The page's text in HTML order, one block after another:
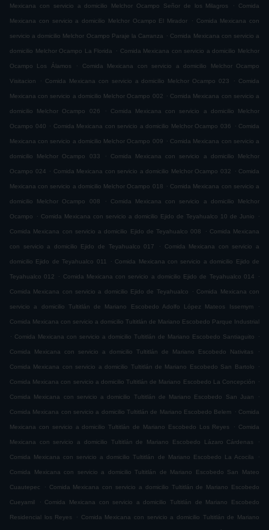
Mexicana con servicio a domicilio Melchor Ocampo Señor de los Milagros . Comida
Mexicana con servicio a domicilio Melchor Ocampo El Mirador . Comida Mexicana con
servicio a domicilio Melchor Ocampo Paraje la Carranza . Comida Mexicana con servicio a
domicilio Melchor Ocampo La Florida . Comida Mexicana con servicio a domicilio Melchor
Ocampo Los Álamos . Comida Mexicana con servicio a domicilio Melchor Ocampo
Visitacion . Comida Mexicana con servicio a domicilio Melchor Ocampo 023 . Comida
Mexicana con servicio a domicilio Melchor Ocampo 002 . Comida Mexicana con servicio a
domicilio Melchor Ocampo 026 . Comida Mexicana con servicio a domicilio Melchor
Ocampo 040 . Comida Mexicana con servicio a domicilio Melchor Ocampo 036 . Comida
Mexicana con servicio a domicilio Melchor Ocampo 009 . Comida Mexicana con servicio a
domicilio Melchor Ocampo 033 . Comida Mexicana con servicio a domicilio Melchor
Ocampo 024 . Comida Mexicana con servicio a domicilio Melchor Ocampo 032 . Comida
Mexicana con servicio a domicilio Melchor Ocampo 018 . Comida Mexicana con servicio a
domicilio Melchor Ocampo 008 . Comida Mexicana con servicio a domicilio Melchor
Ocampo . Comida Mexicana con servicio a domicilio Ejido de Teyahualco 10 de Junio .
Comida Mexicana con servicio a domicilio Ejido de Teyahualco 008 . Comida Mexicana
con servicio a domicilio Ejido de Teyahualco 017 . Comida Mexicana con servicio a
domicilio Ejido de Teyahualco 011 . Comida Mexicana con servicio a domicilio Ejido de
Teyahualco 012 . Comida Mexicana con servicio a domicilio Ejido de Teyahualco 014 .
Comida Mexicana con servicio a domicilio Ejido de Teyahualco . Comida Mexicana con
servicio a domicilio Tultitlán de Mariano Escobedo Adolfo López Mateos Issemym .
Comida Mexicana con servicio a domicilio Tultitlán de Mariano Escobedo Parque Industrial
. Comida Mexicana con servicio a domicilio Tultitlán de Mariano Escobedo Santiaguito .
Comida Mexicana con servicio a domicilio Tultitlán de Mariano Escobedo Nativitas .
Comida Mexicana con servicio a domicilio Tultitlán de Mariano Escobedo San Bartolo .
Comida Mexicana con servicio a domicilio Tultitlán de Mariano Escobedo La Concepción .
Comida Mexicana con servicio a domicilio Tultitlán de Mariano Escobedo San Juan .
Comida Mexicana con servicio a domicilio Tultitlán de Mariano Escobedo Belem . Comida
Mexicana con servicio a domicilio Tultitlán de Mariano Escobedo Los Reyes . Comida
Mexicana con servicio a domicilio Tultitlán de Mariano Escobedo Lázaro Cárdenas .
Comida Mexicana con servicio a domicilio Tultitlán de Mariano Escobedo La Acocila .
Comida Mexicana con servicio a domicilio Tultitlán de Mariano Escobedo San Mateo
Cuautepec . Comida Mexicana con servicio a domicilio Tultitlán de Mariano Escobedo
Cueyamil . Comida Mexicana con servicio a domicilio Tultitlán de Mariano Escobedo
Residencial los Reyes . Comida Mexicana con servicio a domicilio Tultitlán de Mariano